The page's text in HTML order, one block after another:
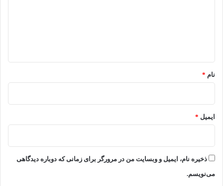
نام *
ایمیل *
ذخیره نام، ایمیل و وبسایت من در مرورگر برای زمانی که دوباره دیدگاهی
می‌نویسم.